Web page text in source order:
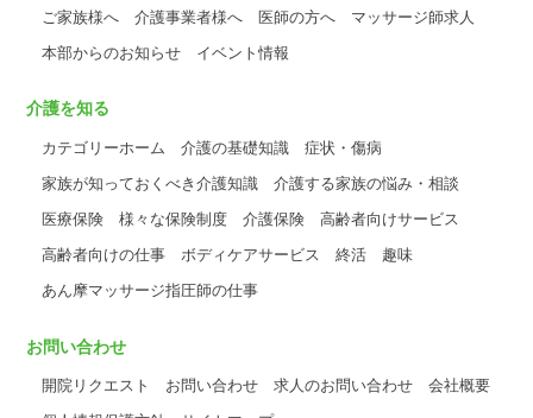
ご家族様へ 介護事業者様へ 医師の方へ
マッサージ師求人
本部からのお知らせ
イベント情報
介護を知る
カテゴリーホーム 介護の基礎知識
症状・傷病
家族が知っておくべき介護知識
介護する家族の悩み・相談
医療保険
様々な保険制度 介護保険
高齢者向けサービス
高齢者向けの仕事
ボディケアサービス 終活
趣味
あん摩マッサージ指圧師の仕事
お問い合わせ
開院リクエスト お問い合わせ 求人のお問い合わせ
会社概要